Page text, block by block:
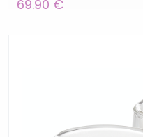
69.90 €